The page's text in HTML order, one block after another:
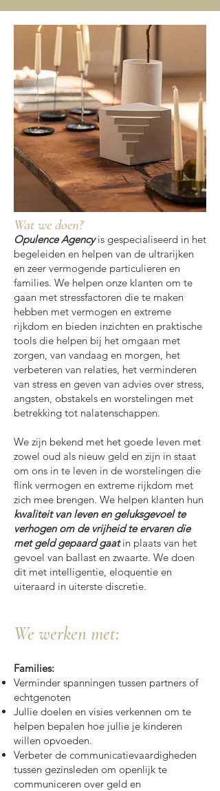
Wat we doen?
Opulence Agencyis gespecialiseerd in het
begeleiden en helpen van de ultrarijken
en zeer vermogende particulieren en
families. We helpen onze klanten om te
gaan met stressfactoren die te maken
hebben met vermogen en extreme
rijkdom en bieden inzichten en praktische
tools die helpen bij het omgaan met
zorgen, van vandaag en morgen, het
verbeteren van relaties, het verminderen
van stress en geven van advies over stress,
angsten, obstakels en worstelingen met
betrekking tot nalatenschappen.
We zijn bekend met het goede leven met
zowel oud als nieuw geld en zijn in staat
om ons in te leven in de worstelingen die
flink vermogen en extreme rijkdom met
zich mee brengen. We helpen klanten hun
kwaliteit van leven en geluksgevoel te
verhogen om de vrijheid te ervaren die
met geld gepaard gaatin plaats van het
gevoel van ballast en zwaarte. We doen
dit met intelligentie, eloquentie en
uiteraard in uiterste discretie.
We werken met:
Families:
Verminder spanningen tussen partners of
echtgenoten
Jullie doelen en visies verkennen om te
helpen bepalen hoe jullie je kinderen
willen opvoeden.
Verbeter de communicatievaardigheden
tussen gezinsleden om openlijk te
communiceren over geld en